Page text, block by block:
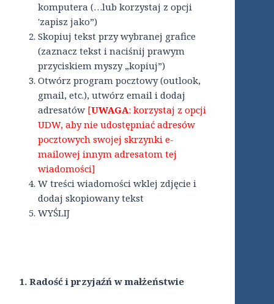
komputera (…lub korzystaj z opcji
'zapisz jako”)
Skopiuj tekst przy wybranej grafice
(zaznacz tekst i naciśnij prawym
przyciskiem myszy „kopiuj”)
Otwórz program pocztowy (outlook,
gmail, etc.), utwórz email i dodaj
adresatów [UWAGA: korzystaj z opcji
UDW, aby nie udostępniać adresów
pocztowych swojej skrzynki e-
mailowej innym adresatom tej
wiadomości]
W treści wiadomości wklej zdjęcie i
dodaj skopiowany tekst
WYŚLIJ
1. Radość i przyjaźń w małżeństwie